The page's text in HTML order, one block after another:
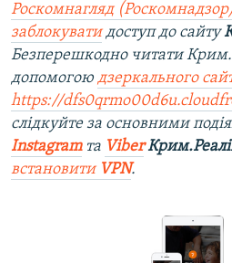
Роскомнагляд
заблокуватидоступ до сайту
Безперешкодно читати
допомогою дзеркального
https://
слідкуйте за основними
Instagramта Viber
встановити VPN.